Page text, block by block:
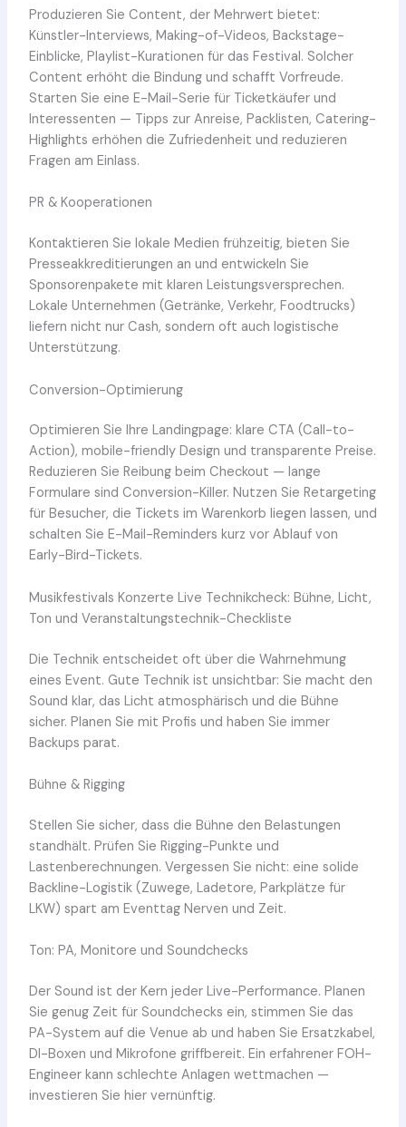
Produzieren Sie Content, der Mehrwert bietet:
Künstler-Interviews, Making-of-Videos, Backstage-
Einblicke, Playlist-Kurationen für das Festival. Solcher
Content erhöht die Bindung und schafft Vorfreude.
Starten Sie eine E-Mail-Serie für Ticketkäufer und
Interessenten — Tipps zur Anreise, Packlisten, Catering-
Highlights erhöhen die Zufriedenheit und reduzieren
Fragen am Einlass.
PR & Kooperationen
Kontaktieren Sie lokale Medien frühzeitig, bieten Sie
Presseakkreditierungen an und entwickeln Sie
Sponsorenpakete mit klaren Leistungsversprechen.
Lokale Unternehmen (Getränke, Verkehr, Foodtrucks)
liefern nicht nur Cash, sondern oft auch logistische
Unterstützung.
Conversion-Optimierung
Optimieren Sie Ihre Landingpage: klare CTA (Call-to-
Action), mobile-friendly Design und transparente Preise.
Reduzieren Sie Reibung beim Checkout — lange
Formulare sind Conversion-Killer. Nutzen Sie Retargeting
für Besucher, die Tickets im Warenkorb liegen lassen, und
schalten Sie E-Mail-Reminders kurz vor Ablauf von
Early-Bird-Tickets.
Musikfestivals Konzerte Live Technikcheck: Bühne, Licht,
Ton und Veranstaltungstechnik-Checkliste
Die Technik entscheidet oft über die Wahrnehmung
eines Event. Gute Technik ist unsichtbar: Sie macht den
Sound klar, das Licht atmosphärisch und die Bühne
sicher. Planen Sie mit Profis und haben Sie immer
Backups parat.
Bühne & Rigging
Stellen Sie sicher, dass die Bühne den Belastungen
standhält. Prüfen Sie Rigging-Punkte und
Lastenberechnungen. Vergessen Sie nicht: eine solide
Backline-Logistik (Zuwege, Ladetore, Parkplätze für
LKW) spart am Eventtag Nerven und Zeit.
Ton: PA, Monitore und Soundchecks
Der Sound ist der Kern jeder Live-Performance. Planen
Sie genug Zeit für Soundchecks ein, stimmen Sie das
PA-System auf die Venue ab und haben Sie Ersatzkabel,
DI-Boxen und Mikrofone griffbereit. Ein erfahrener FOH-
Engineer kann schlechte Anlagen wettmachen —
investieren Sie hier vernünftig.